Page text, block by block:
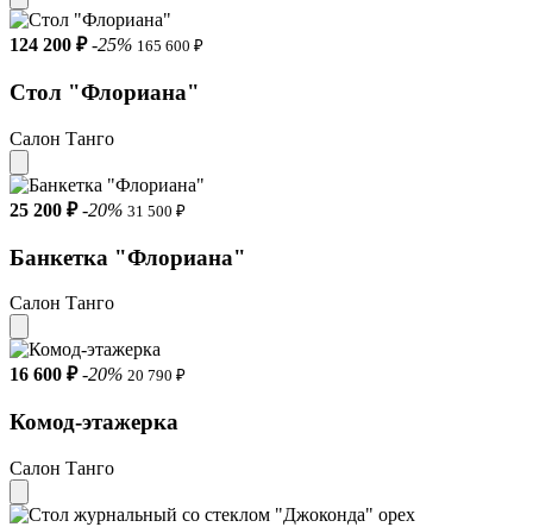
124 200 ₽ -25% 165 600 ₽
Стол "Флориана"
Салон Танго
25 200 ₽ -20% 31 500 ₽
Банкетка "Флориана"
Салон Танго
16 600 ₽ -20% 20 790 ₽
Комод-этажерка
Салон Танго